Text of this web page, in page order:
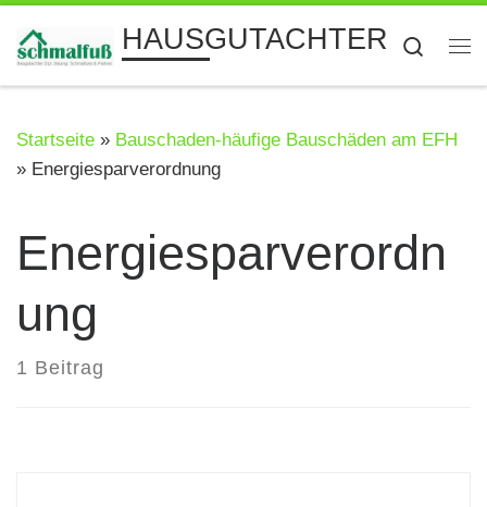
Zum Inhalt springenHAUSGUTACHTER
Search
Startseite » Bauschaden-häufige Bauschäden am EFH
» Energiesparverordnung
Energiesparverordn
ung
1 Beitrag